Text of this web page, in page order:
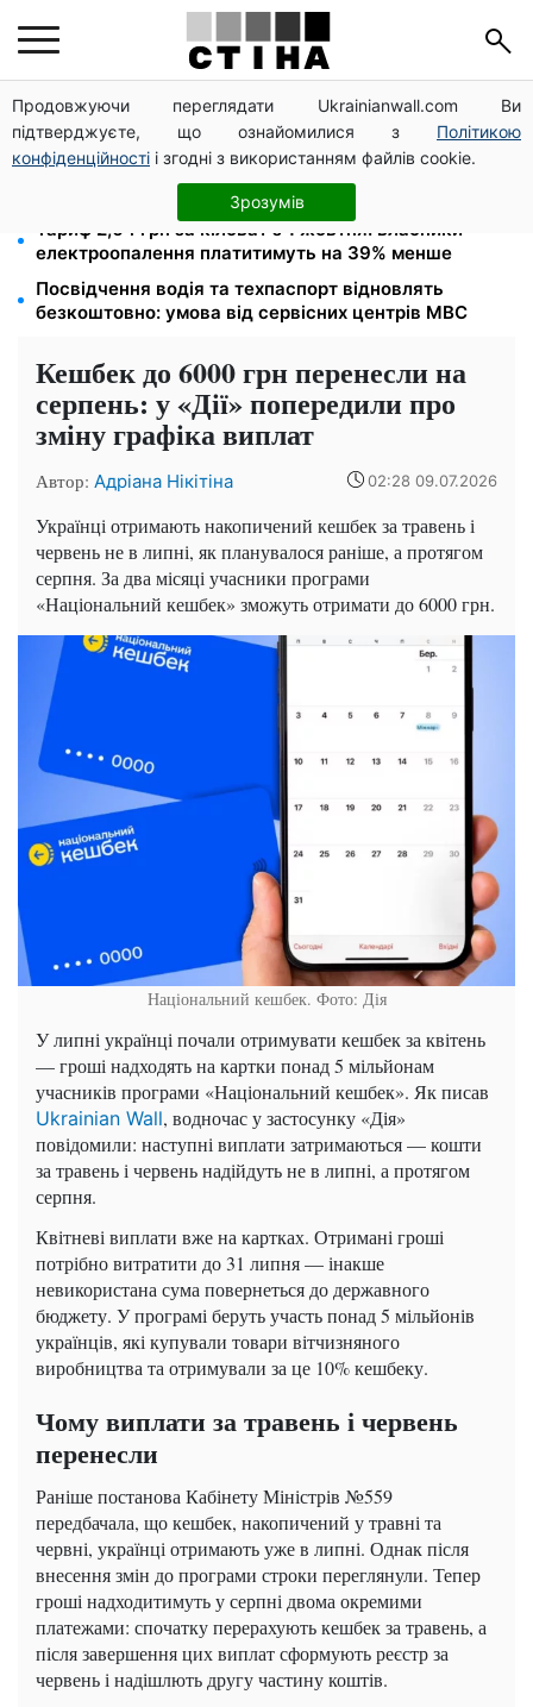
Продовжуючи переглядати Ukrainianwall.com Ви
підтверджуєте, що ознайомилися з Політикою
конфіденційності і згодні з використанням файлів cookie.
Зрозумів
Спека без відключень: енергосистема впоралась,
але взимку прогнозують до 16 годин без світла
Позбавлення прав за систематичні порушення ПДР:
Зеленський доручив посилити відповідальність
Тариф 2,64 грн за кіловат з 1 жовтня: власники
електроопалення платитимуть на 39% менше
Посвідчення водія та техпаспорт відновлять
безкоштовно: умова від сервісних центрів МВС
Кешбек до 6000 грн перенесли на
серпень: у «Дії» попередили про
зміну графіка виплат
Автор: Адріана Нікітіна 02:28 09.07.2026
Українці отримають накопичений кешбек за травень і
червень не в липні, як планувалося раніше, а протягом
серпня. За два місяці учасники програми
«Національний кешбек» зможуть отримати до 6000 грн.
Національний кешбек. Фото: Дія
У липні українці почали отримувати кешбек за квітень
— гроші надходять на картки понад 5 мільйонам
учасників програми «Національний кешбек». Як писав
Ukrainian Wall, водночас у застосунку «Дія»
повідомили: наступні виплати затримаються — кошти
за травень і червень надійдуть не в липні, а протягом
серпня.
Квітневі виплати вже на картках. Отримані гроші
потрібно витратити до 31 липня — інакше
невикористана сума повернеться до державного
бюджету. У програмі беруть участь понад 5 мільйонів
українців, які купували товари вітчизняного
виробництва та отримували за це 10% кешбеку.
Чому виплати за травень і червень
перенесли
Раніше постанова Кабінету Міністрів №559
передбачала, що кешбек, накопичений у травні та
червні, українці отримають уже в липні. Однак після
внесення змін до програми строки переглянули. Тепер
гроші надходитимуть у серпні двома окремими
платежами: спочатку перерахують кешбек за травень, а
після завершення цих виплат сформують реєстр за
червень і надішлють другу частину коштів.